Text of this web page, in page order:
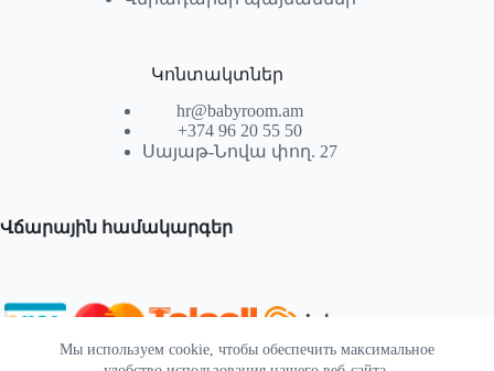
Мы используем cookie, чтобы обеспечить максимальное
Կոնտակտներ
hr@babyroom.am
+374 96 20 55 50
Սայաթ-Նովա փող. 27
Վճարային համակարգեր
© 2026 | Powered by SEKTIF